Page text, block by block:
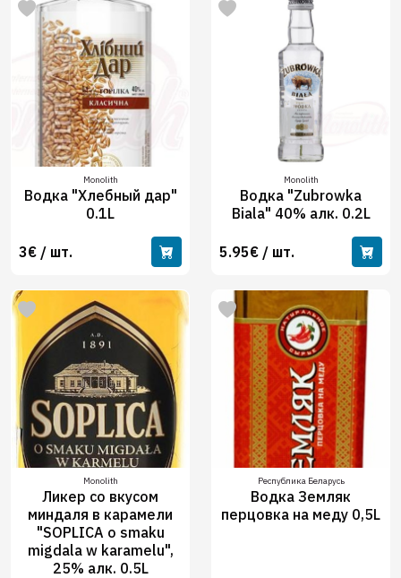
Monolith
Водка "Хлебный дар"
0.1L
3€ / шт.
Monolith
Водка "Zubrowka
Biala" 40% алк. 0.2L
5.95€ / шт.
Monolith
Ликер со вкусом
миндаля в карамели
"SOPLICA o smaku
migdala w karamelu",
25% алк. 0.5L
Республика Беларусь
Водка Земляк
перцовка на меду 0,5L